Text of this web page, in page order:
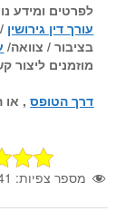
לפרטים ומידע
עורך דין גירושין
בציבור / צוואה/
מוזמנים ליצור
דרך הטופס, או
מספר צפיות: